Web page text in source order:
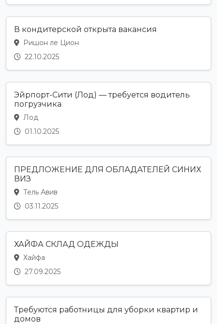
В кондитерской открыта вакансия
Ришон ле Цион
22.10.2025
Эйрпорт-Сити (Лод) — требуется водитель
погрузчика
Лод
01.10.2025
ПРЕДЛОЖЕНИЕ ДЛЯ ОБЛАДАТЕЛЕЙ СИНИХ
ВИЗ
Тель Авив
03.11.2025
ХАЙФА СКЛАД ОДЕЖДЫ
Хайфа
27.09.2025
Требуются работницы для уборки квартир и
домов